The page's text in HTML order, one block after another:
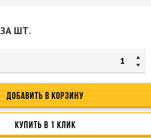
ЗА ШТ.
ДОБАВИТЬ В КОРЗИНУ
КУПИТЬ В 1 КЛИК